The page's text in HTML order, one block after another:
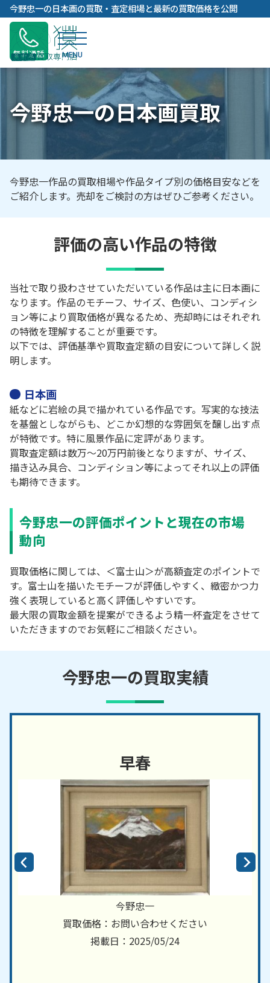
内
容
キ
ッ
プ
今野忠一の日本画の買取・査定相場と最新の買取価格を公開
無料通話
今野忠一の日本画買取
今野忠一作品の買取相場や作品タイプ別の価格目安などを
ご紹介します。売却をご検討の方はぜひご参考ください。
評価の高い作品の特徴
当社で取り扱わさせていただいている作品は主に日本画に
なります。作品のモチーフ、サイズ、色使い、コンディシ
ョン等により買取価格が異なるため、売却時にはそれぞれ
の特徴を理解することが重要です。
以下では、評価基準や買取査定額の目安について詳しく説
明します。
日本画
紙などに岩絵の具で描かれている作品です。写実的な技法
を基盤としながらも、どこか幻想的な雰囲気を醸し出す点
が特徴です。特に風景作品に定評があります。
買取査定額は数万～20万円前後となりますが、サイズ、
描き込み具合、コンディション等によってそれ以上の評価
も期待できます。
今野忠一の評価ポイントと現在の市場
動向
買取価格に関しては、＜富士山＞が高額査定のポイントで
す。富士山を描いたモチーフが評価しやすく、緻密かつ力
強く表現していると高く評価しやすいです。
最大限の買取金額を提案ができるよう精一杯査定をさせて
いただきますのでお気軽にご相談ください。
今野忠一の買取実績
早春
今野忠一
買取価格：お問い合わせください
掲載日：2025/05/24